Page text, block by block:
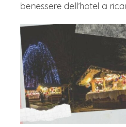
benessere dell’hotel a